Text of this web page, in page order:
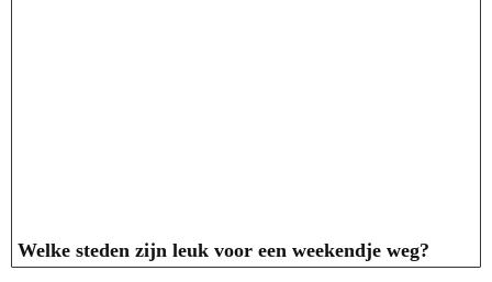
Welke steden zijn leuk voor een weekendje weg?